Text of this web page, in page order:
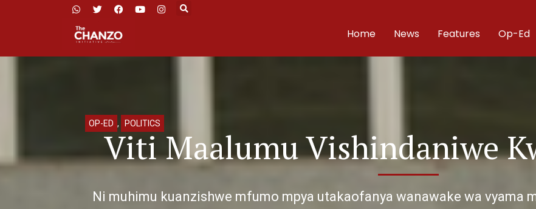
Home News Features Op-Ed
OP-ED , POLITICS
Viti Maalumu Vishindaniwe
Ni muhimu kuanzishwe mfumo mpya utakaofanya wanawake wa vyama